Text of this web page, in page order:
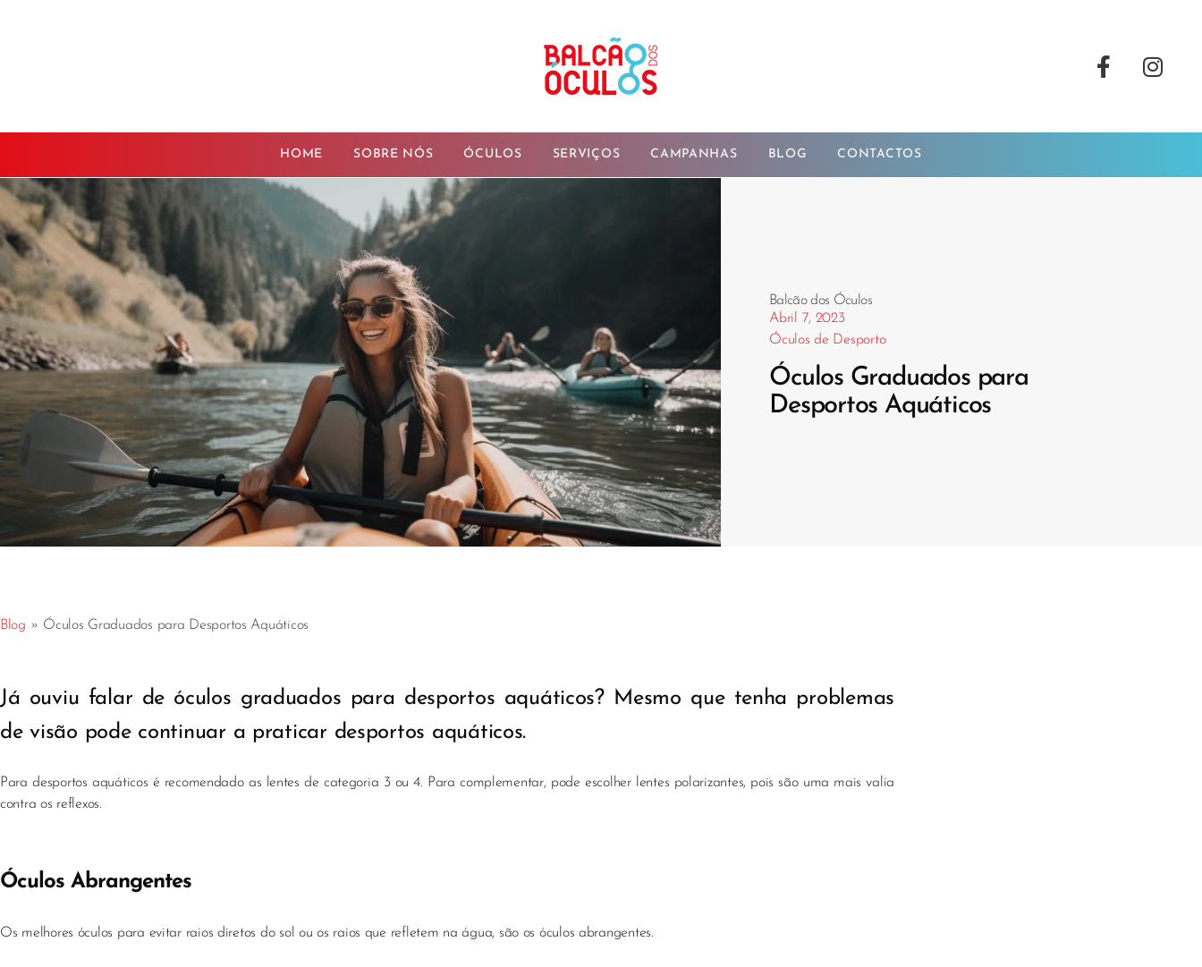
HOME SOBRE NÓS ÓCULOS SERVIÇOS CAMPANHAS BLOG CONTACTOS
Balcão dos Óculos
Abril 7, 2023
Óculos de Desporto
Óculos Graduados para
Desportos Aquáticos
Blog » Óculos Graduados para Desportos Aquáticos
Já ouviu falar de óculos graduados para desportos aquáticos? Mesmo que tenha problemas
de visão pode continuar a praticar desportos aquáticos.
Para desportos aquáticos é recomendado as lentes de categoria 3 ou 4. Para complementar, pode escolher lentes polarizantes, pois são uma mais valia
contra os reflexos.
Óculos Abrangentes
Os melhores óculos para evitar raios diretos do sol ou os raios que refletem na água, são os óculos abrangentes.